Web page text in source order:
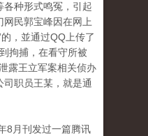
各种形式鸣冤，引起
民郭宝峰因在网上
，並通过QQ上传了
拘捕，在看守所被
露王立军案相关侦办
职员王某，就是通
8月刊发过一篇腾讯